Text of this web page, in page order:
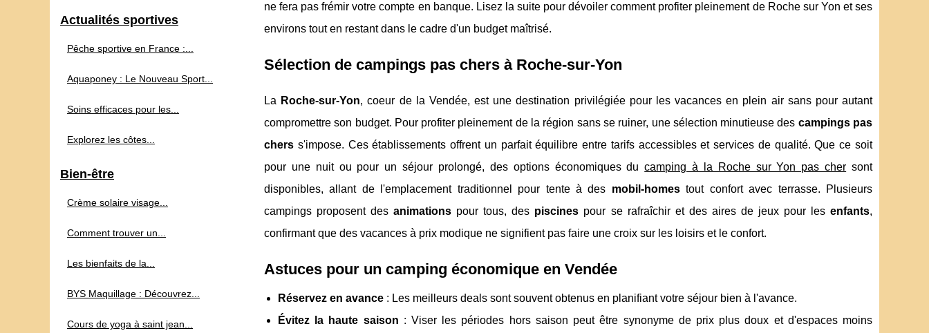
ne fera pas frémir votre compte en banque. Lisez la suite pour dévoiler comment profiter pleinement de Roche sur Yon et ses
environs tout en restant dans le cadre d'un budget maîtrisé.
Sélection de campings pas chers à Roche-sur-Yon
La Roche-sur-Yon, coeur de la Vendée, est une destination privilégiée pour les vacances en plein air sans pour autant
compromettre son budget. Pour profiter pleinement de la région sans se ruiner, une sélection minutieuse des campings pas
chers s'impose. Ces établissements offrent un parfait équilibre entre tarifs accessibles et services de qualité. Que ce soit
pour une nuit ou pour un séjour prolongé, des options économiques ducamping à la Roche sur Yon pas cher sont
disponibles, allant de l'emplacement traditionnel pour tente à des mobil-homestout confort avec terrasse. Plusieurs
campings proposent desanimations pour tous, des piscines pour se rafraîchir et des aires de jeux pour lesenfants,
confirmant que des vacances à prix modique ne signifient pas faire une croix sur les loisirs et le confort.
Astuces pour un camping économique en Vendée
Réservez en avance : Les meilleurs deals sont souvent obtenus en planifiant votre séjour bien à l'avance.
Évitez la haute saison : Viser les périodes hors saison peut être synonyme de prix plus doux et d'espaces moins
Actualités sportives
Pêche sportive en France :...
Aquaponey : Le Nouveau Sport...
Soins efficaces pour les...
Explorez les côtes...
Bien-être
Crème solaire visage...
Comment trouver un...
Les bienfaits de la...
BYS Maquillage : Découvrez...
Cours de yoga à saint jean...